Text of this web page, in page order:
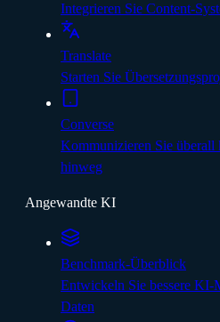
Integrieren Sie Content-
Translate
Starten Sie
Converse
Kommunizieren Sie überall
hinweg
Angewandte KI
Benchmark-Überblick
Entwickeln Sie bessere KI-
Daten